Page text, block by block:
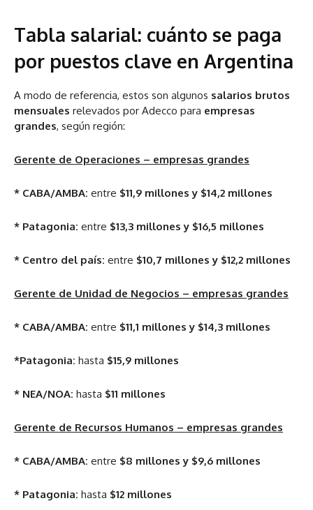
Tabla salarial: cuánto se paga
por puestos clave en Argentina
A modo de referencia, estos son algunos salarios brutos
mensuales relevados por Adecco para empresas
grandes, según región:
Gerente de Operaciones – empresas grandes
* CABA/AMBA: entre $11,9 millones y $14,2 millones
* Patagonia: entre $13,3 millones y $16,5 millones
* Centro del país: entre $10,7 millones y $12,2 millones
Gerente de Unidad de Negocios – empresas grandes
* CABA/AMBA: entre $11,1 millones y $14,3 millones
*Patagonia: hasta $15,9 millones
* NEA/NOA: hasta $11 millones
Gerente de Recursos Humanos – empresas grandes
* CABA/AMBA: entre $8 millones y $9,6 millones
* Patagonia: hasta $12 millones